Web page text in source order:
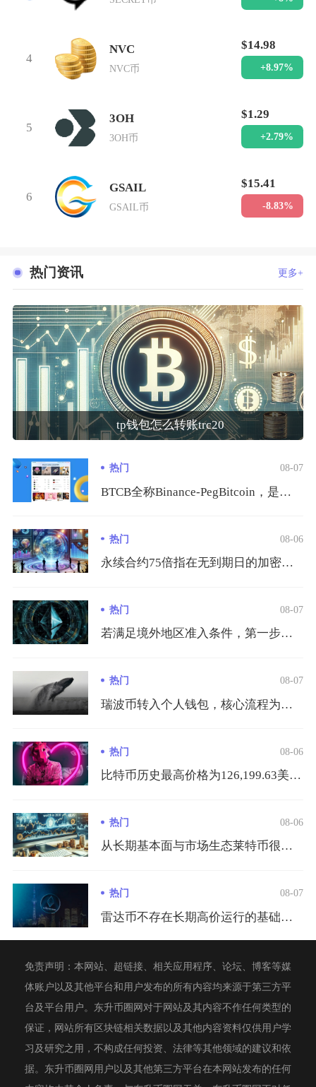
4
NVC
NVC币
$14.98
+8.97%
5
3OH
3OH币
$1.29
+2.79%
6
GSAIL
GSAIL币
$15.41
-8.83%
热门资讯 更多+
tp钱包怎么转账trc20
热门 08-07
BTCB全称Binance-PegBitcoin，是币安发行...
热门 08-06
永续合约75倍指在无到期日的加密货币永续合约交易中，交易者仅...
热门 08-07
若满足境外地区准入条件，第一步需筛选当地具备完整金融牌照的中...
热门 08-07
瑞波币转入个人钱包，核心流程为获取钱包XRPL收款地址、在转...
热门 08-06
比特币历史最高价格为126,199.63美元/枚，出现在20...
热门 08-06
从长期基本面与市场生态莱特币很难在市值、生态体量以及行业价值...
热门 08-07
雷达币不存在长期高价运行的基础，崩盘是既定且无法逆转的结局，...
免责声明：本网站、超链接、相关应用程序、论坛、博客等媒
体账户以及其他平台和用户发布的所有内容均来源于第三方平
台及平台用户。东升币圈网对于网站及其内容不作任何类型的
保证，网站所有区块链相关数据以及其他内容资料仅供用户学
习及研究之用，不构成任何投资、法律等其他领域的建议和依
据。东升币圈网用户以及其他第三方平台在本网站发布的任何